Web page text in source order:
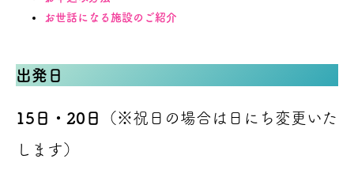
お世話になる施設のご紹介
出発日
15日・20日
（※祝日の場合は日にち変更いた
します）